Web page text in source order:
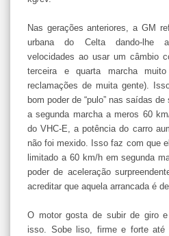
Nas gerações anteriores, a GM
urbana do Celta dando-lhe
velocidades ao usar um câmbio
terceira e quarta marcha
reclamações de muita gente).
bom poder de “pulo” nas saídas
a segunda marcha a meros 60
do VHC-E, a potência do carro
não foi mexido. Isso faz com que
limitado a 60 km/h em segunda
poder de aceleração
acreditar que aquela arrancada é
O motor gosta de subir de giro
isso. Sobe liso, firme e forte